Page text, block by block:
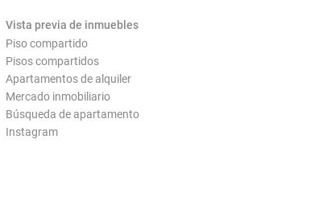
Vista previa de inmuebles
Piso compartido
Pisos compartidos
Apartamentos de alquiler
Mercado inmobiliario
Búsqueda de apartamento
Instagram